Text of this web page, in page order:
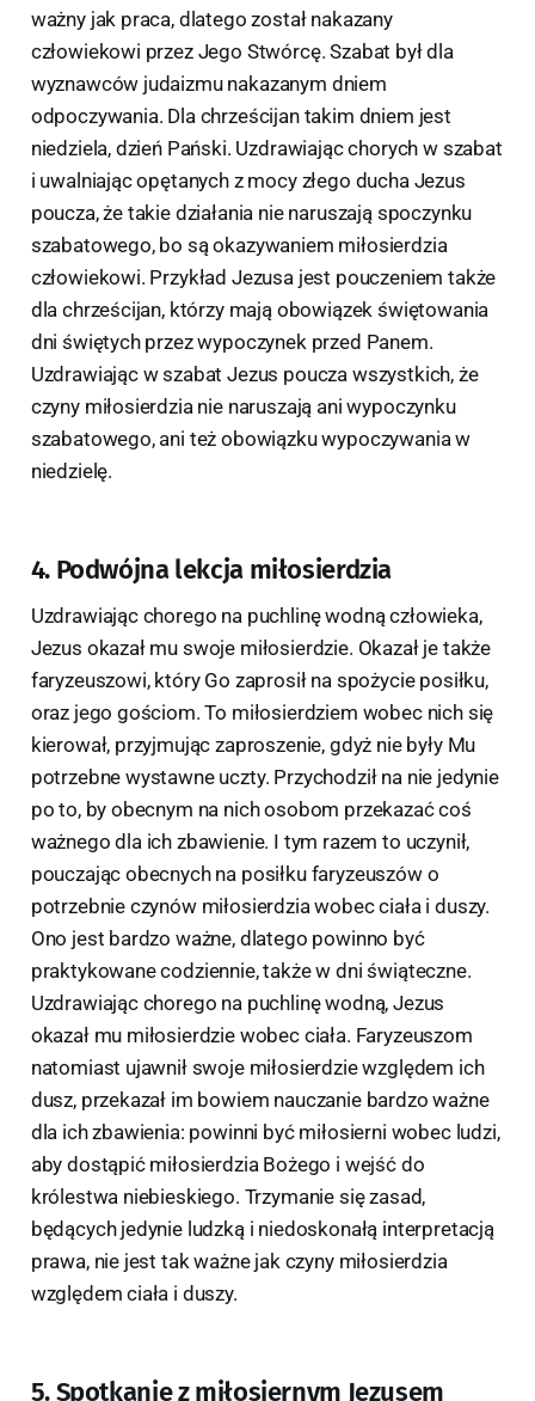
ważny jak praca, dlatego został nakazany
człowiekowi przez Jego Stwórcę. Szabat był dla
wyznawców judaizmu nakazanym dniem
odpoczywania. Dla chrześcijan takim dniem jest
niedziela, dzień Pański. Uzdrawiając chorych w szabat
i uwalniając opętanych z mocy złego ducha Jezus
poucza, że takie działania nie naruszają spoczynku
szabatowego, bo są okazywaniem miłosierdzia
człowiekowi. Przykład Jezusa jest pouczeniem także
dla chrześcijan, którzy mają obowiązek świętowania
dni świętych przez wypoczynek przed Panem.
Uzdrawiając w szabat Jezus poucza wszystkich, że
czyny miłosierdzia nie naruszają ani wypoczynku
szabatowego, ani też obowiązku wypoczywania w
niedzielę.
4. Podwójna lekcja miłosierdzia
Uzdrawiając chorego na puchlinę wodną człowieka,
Jezus okazał mu swoje miłosierdzie. Okazał je także
faryzeuszowi, który Go zaprosił na spożycie posiłku,
oraz jego gościom. To miłosierdziem wobec nich się
kierował, przyjmując zaproszenie, gdyż nie były Mu
potrzebne wystawne uczty. Przychodził na nie jedynie
po to, by obecnym na nich osobom przekazać coś
ważnego dla ich zbawienie. I tym razem to uczynił,
pouczając obecnych na posiłku faryzeuszów o
potrzebnie czynów miłosierdzia wobec ciała i duszy.
Ono jest bardzo ważne, dlatego powinno być
praktykowane codziennie, także w dni świąteczne.
Uzdrawiając chorego na puchlinę wodną, Jezus
okazał mu miłosierdzie wobec ciała. Faryzeuszom
natomiast ujawnił swoje miłosierdzie względem ich
dusz, przekazał im bowiem nauczanie bardzo ważne
dla ich zbawienia: powinni być miłosierni wobec ludzi,
aby dostąpić miłosierdzia Bożego i wejść do
królestwa niebieskiego. Trzymanie się zasad,
będących jedynie ludzką i niedoskonałą interpretacją
prawa, nie jest tak ważne jak czyny miłosierdzia
względem ciała i duszy.
5. Spotkanie z miłosiernym Jezusem